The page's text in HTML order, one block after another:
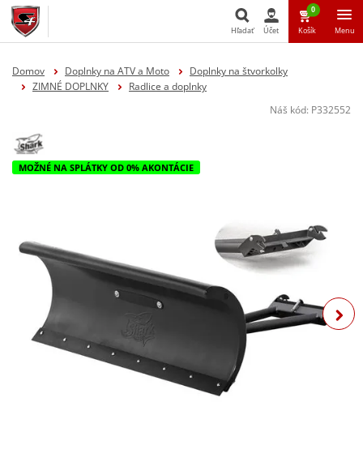
Hľadať Účet
0
Košík Menu
Domov Doplnky na ATV a Moto
Doplnky na štvorkolky
ZIMNÉ DOPLNKY
Radlice a doplnky
Náš kód: P332552
MOŽNÉ NA SPLÁTKY OD 0% AKONTÁCIE